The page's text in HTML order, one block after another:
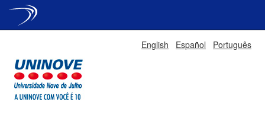
English Español Português